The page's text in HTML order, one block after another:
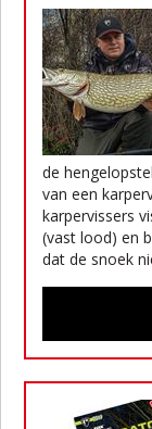
de
van een
karpervissers
(vast lood) en
dat de snoek